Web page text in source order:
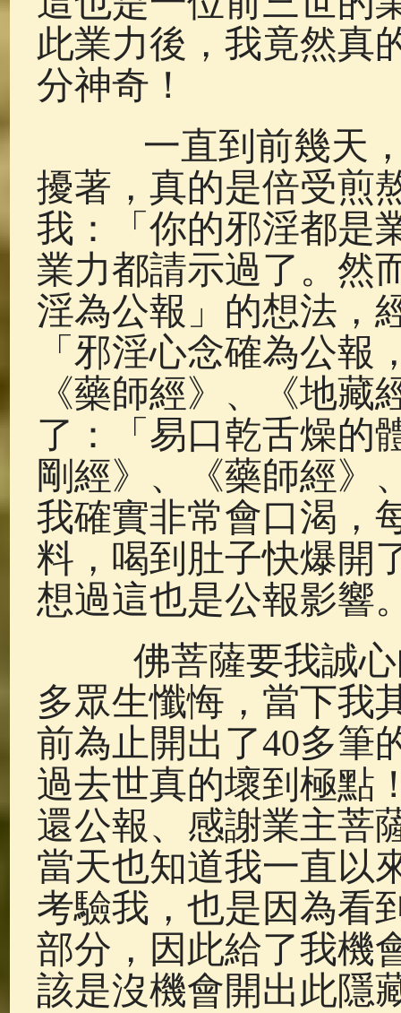
此業力後，我竟然真
分神奇！
一直到前幾天，
擾著，真的是倍受煎
我：「你的邪淫都是
業力都請示過了。然
淫為公報」的想法，
「邪淫心念確為公
《藥師經》、《地藏
了：「易口乾舌燥的
剛經》、《藥師經》
我確實非常會口渴，
料，喝到肚子快爆開
想過這也是公報影響
佛菩薩要我誠心
多眾生懺悔，當下我
前為止開出了40多筆
過去世真的壞到極點
還公報、感謝業主菩
當天也知道我一直以
考驗我，也是因為看
部分，因此給了我機
該是沒機會開出此隱